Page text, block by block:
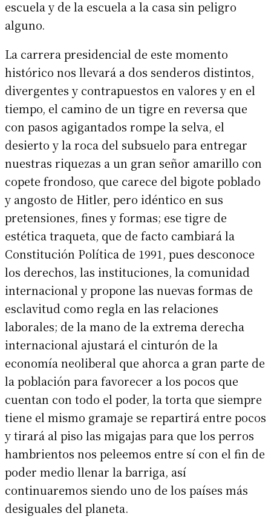
escuela y de la escuela a la casa sin peligro
alguno.
La carrera presidencial de este momento
histórico nos llevará a dos senderos distintos,
divergentes y contrapuestos en valores y en el
tiempo, el camino de un tigre en reversa que
con pasos agigantados rompe la selva, el
desierto y la roca del subsuelo para entregar
nuestras riquezas a un gran señor amarillo con
copete frondoso, que carece del bigote poblado
y angosto de Hitler, pero idéntico en sus
pretensiones, fines y formas; ese tigre de
estética traqueta, que de facto cambiará la
Constitución Política de 1991, pues desconoce
los derechos, las instituciones, la comunidad
internacional y propone las nuevas formas de
esclavitud como regla en las relaciones
laborales; de la mano de la extrema derecha
internacional ajustará el cinturón de la
economía neoliberal que ahorca a gran parte de
la población para favorecer a los pocos que
cuentan con todo el poder, la torta que siempre
tiene el mismo gramaje se repartirá entre pocos
y tirará al piso las migajas para que los perros
hambrientos nos peleemos entre sí con el fin de
poder medio llenar la barriga, así
continuaremos siendo uno de los países más
desiguales del planeta.